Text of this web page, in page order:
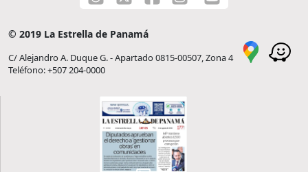
© 2019 La Estrella de Panamá
C/ Alejandro A. Duque G. - Apartado 0815-00507, Zona 4
Teléfono: +507 204-0000